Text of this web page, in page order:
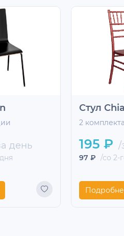
день
Стул
2
195 ₽ /
97 ₽ /со 2-